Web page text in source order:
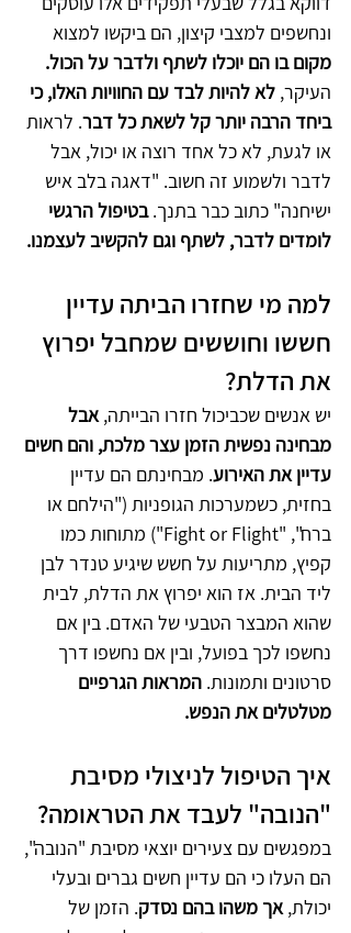
ונחשפים למצבי קיצון, הם ביקשו למצוא
מקום בו הם יוכלו לשתף ולדבר על הכול.
העיקר, לא להיות לבד עם החוויות האלו, כי
ביחד הרבה יותר קל לשאת כל דבר. לראות
או לגעת, לא כל אחד רוצה או יכול, אבל
לדבר ולשמוע זה חשוב. "דאגה בלב איש
ישיחנה" כתוב כבר בתנך. בטיפול הרגשי
לומדים לדבר, לשתף וגם להקשיב לעצמנו.
למה מי שחזרו הביתה עדיין
חששו וחוששים שמחבל יפרוץ
את הדלת?
יש אנשים שכביכול חזרו הבייתה, אבל
מבחינה נפשית הזמן עצר מלכת, והם חשים
עדיין את האירוע. מבחינתם הם עדיין
בחזית, כשמערכות הגופניות ("הילחם או
ברח", "Fight or Flight") מתוחות כמו
קפיץ, מתריעות על חשש שיגיע טנדר לבן
ליד הבית. אז הוא יפרוץ את הדלת, לבית
שהוא המבצר הטבעי של האדם. בין אם
נחשפו לכך בפועל, ובין אם נחשפו דרך
סרטונים ותמונות. המראות הגרפיים
מטלטלים את הנפש.
איך הטיפול לניצולי מסיבת
"הנובה" לעבד את הטראומה?
במפגשים עם צעירים יוצאי מסיבת "הנובה",
הם העלו כי הם עדיין חשים גברים ובעלי
יכולת, אך משהו בהם נסדק. הזמן של